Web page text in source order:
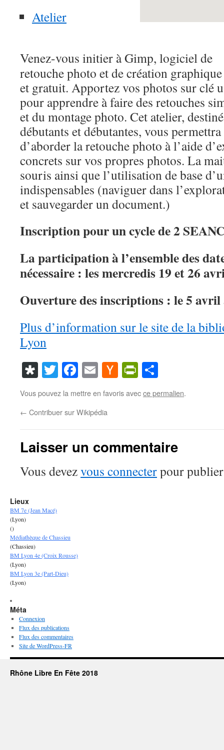
Atelier
Venez-vous initier à Gimp, logiciel de
retouche photo et de création
et gratuit. Apportez vos photos sur clé
pour apprendre à faire des retouches
et du montage photo. Cet atelier,
débutants et débutantes, vous permettra
d’aborder la retouche photo à l’aide
concrets sur vos propres photos. La
souris ainsi que l’utilisation de base
indispensables (naviguer dans
et sauvegarder un document.)
Inscription pour un cycle de 2
La participation à l’ensemble des
nécessaire : les mercredis 19 et 26
Ouverture des inscriptions : le 5 avril
Plus d’information sur le site de la
Lyon
Diaspora
TwitterFacebook
EmailHacker
News
PrintFriendly
Vous pouvez la mettre en favoris avecce permalien.
← Contribuer sur Wikipédia
Laisser un commentaire
Vous devezvous connecterpour
Lieux
BM 7e (Jean Macé)
(Lyon)
()
Médiathèque de Chassieu
(Chassieu)
BM Lyon 4e (Croix Rousse)
(Lyon)
BM Lyon 3e (Part-Dieu)
(Lyon)
Méta
Connexion
Flux des publications
Flux des commentaires
Site de WordPress-FR
Rhône Libre En Fête 2018